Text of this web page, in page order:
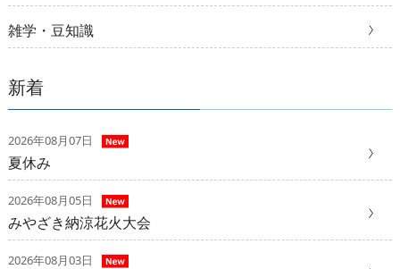
雑学・豆知識
新着
2026年08月07日
夏休み
2026年08月05日
みやざき納涼花火大会
2026年08月03日